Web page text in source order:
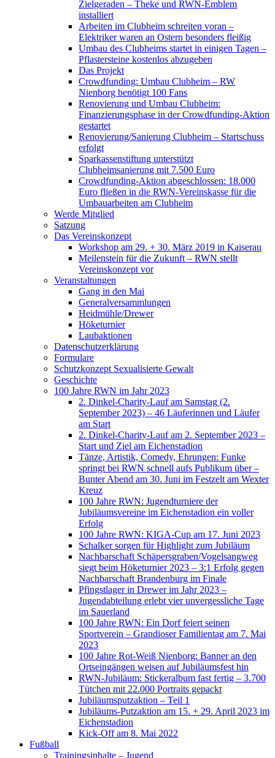
Zielgeraden – Theke und RWN-Emblem
installiert
Arbeiten im Clubheim schreiten voran –
Elektriker waren an Ostern besonders fleißig
Umbau des Clubheims startet in einigen Tagen –
Pflastersteine kostenlos abzugeben
Das Projekt
Crowdfunding: Umbau Clubheim – RW
Nienborg benötigt 100 Fans
Renovierung und Umbau Clubheim:
Finanzierungsphase in der Crowdfunding-Aktion
gestartet
Renovierung/Sanierung Clubheim – Startschuss
erfolgt
Sparkassenstiftung unterstützt
Clubheimsanierung mit 7.500 Euro
Crowdfunding-Aktion abgeschlossen: 18.000
Euro fließen in die RWN-Vereinskasse für die
Umbauarbeiten am Clubheim
Werde Mitglied
Satzung
Das Vereinskonzept
Workshop am 29. + 30. März 2019 in Kaiserau
Meilenstein für die Zukunft – RWN stellt
Vereinskonzept vor
Veranstaltungen
Gang in den Mai
Generalversammlungen
Heidmühle/Drewer
Höketurnier
Laubaktionen
Datenschutzerklärung
Formulare
Schutzkonzept Sexualisierte Gewalt
Geschichte
100 Jahre RWN im Jahr 2023
2. Dinkel-Charity-Lauf am Samstag (2.
September 2023) – 46 Läuferinnen und Läufer
am Start
2. Dinkel-Charity-Lauf am 2. September 2023 –
Start und Ziel am Eichenstadion
Tänze, Artistik, Comedy, Ehrungen: Funke
springt bei RWN schnell aufs Publikum über –
Bunter Abend am 30. Juni im Festzelt am Wexter
Kreuz
100 Jahre RWN: Jugendturniere der
Jubiläumsvereine im Eichenstadion ein voller
Erfolg
100 Jahre RWN: KIGA-Cup am 17. Juni 2023
Schalker sorgen für Highlight zum Jubiläum
Nachbarschaft Schäpersgraben/Vogelsangweg
siegt beim Höketurnier 2023 – 3:1 Erfolg gegen
Nachbarschaft Brandenburg im Finale
Pfingstlager in Drewer im Jahr 2023 –
Jugendabteilung erlebt vier unvergessliche Tage
im Sauerland
100 Jahre RWN: Ein Dorf feiert seinen
Sportverein – Grandioser Familientag am 7. Mai
2023
100 Jahre Rot-Weiß Nienborg: Banner an den
Ortseingängen weisen auf Jubiläumsfest hin
RWN-Jubiläum: Stickeralbum fast fertig – 3.700
Tütchen mit 22.000 Portraits gepackt
Jubiläumsputzaktion – Teil 1
Jubiläums-Putzaktion am 15. + 29. April 2023 im
Eichenstadion
Kick-Off am 8. Mai 2022
Fußball
Trainingsinhalte – Jugend